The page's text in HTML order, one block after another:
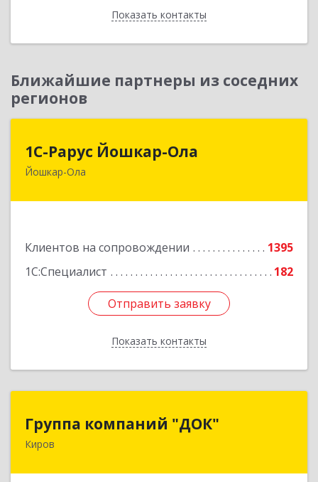
Показать контакты
Назад
Ближайшие партнеры из соседних
регионов
1С-Рарус Йошкар-Ола
Йошкар-Ола
Клиентов на сопровождении
1395
1С:Специалист
182
Отправить заявку
Показать контакты
424004, Марий Эл Респ, Йошкар-Ола г, Волкова
Отправить заявку
Назад
Группа компаний "ДОК"
Киров
Группа компаний "ДОК"
610017, Кировская обл, Киров г, Горького ул,